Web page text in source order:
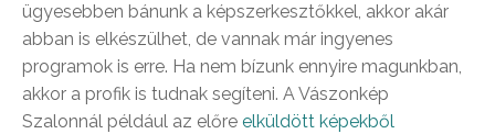
ügyesebben bánunk a képszerkesztőkkel, akkor akár
abban is elkészülhet, de vannak már ingyenes
programok is erre. Ha nem bízunk ennyire magunkban,
akkor a profik is tudnak segíteni. A Vászonkép
Szalonnál például az előre elküldött képekből